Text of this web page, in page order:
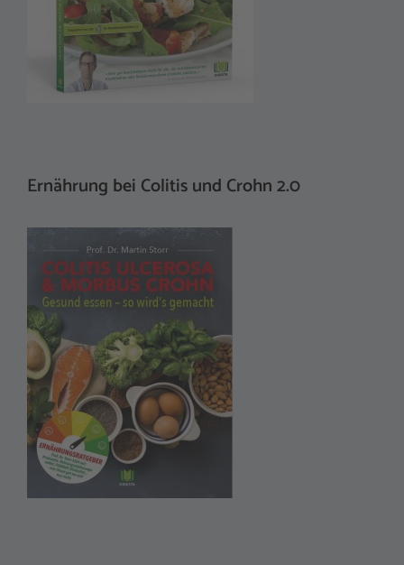
Ernährung bei Colitis und Crohn 2.0